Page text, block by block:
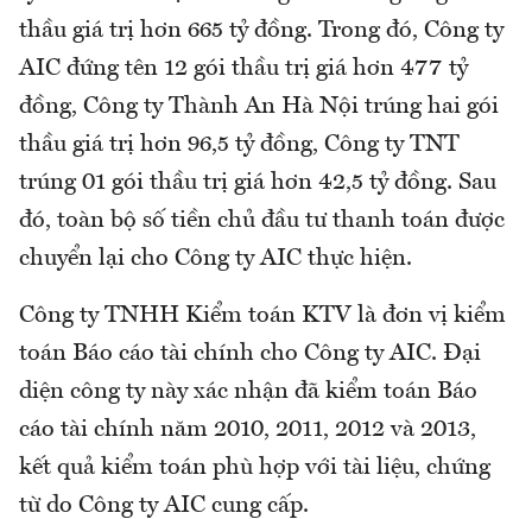
thầu giá trị hơn 665 tỷ đồng. Trong đó, Công ty
AIC đứng tên 12 gói thầu trị giá hơn 477 tỷ
đồng, Công ty Thành An Hà Nội trúng hai gói
thầu giá trị hơn 96,5 tỷ đồng, Công ty TNT
trúng 01 gói thầu trị giá hơn 42,5 tỷ đồng. Sau
đó, toàn bộ số tiền chủ đầu tư thanh toán được
chuyển lại cho Công ty AIC thực hiện.
Công ty TNHH Kiểm toán KTV là đơn vị kiểm
toán Báo cáo tài chính cho Công ty AIC. Đại
diện công ty này xác nhận đã kiểm toán Báo
cáo tài chính năm 2010, 2011, 2012 và 2013,
kết quả kiểm toán phù hợp với tài liệu, chứng
từ do Công ty AIC cung cấp.